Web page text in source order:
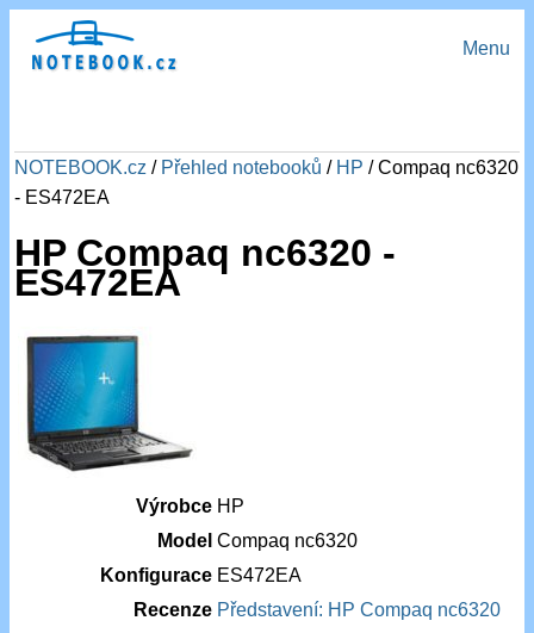
Menu
NOTEBOOK.cz / Přehled notebooků / HP / Compaq nc6320
- ES472EA
HP Compaq nc6320 -
ES472EA
Výrobce HP
Model Compaq nc6320
Konfigurace ES472EA
Recenze Představení: HP Compaq nc6320